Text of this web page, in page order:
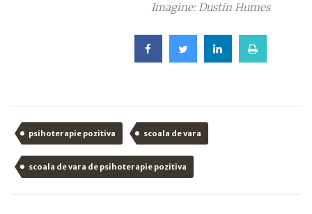
Imagine: Dustin Humes
psihoterapie pozitiva scoala de vara
scoala de vara de psihoterapie pozitiva